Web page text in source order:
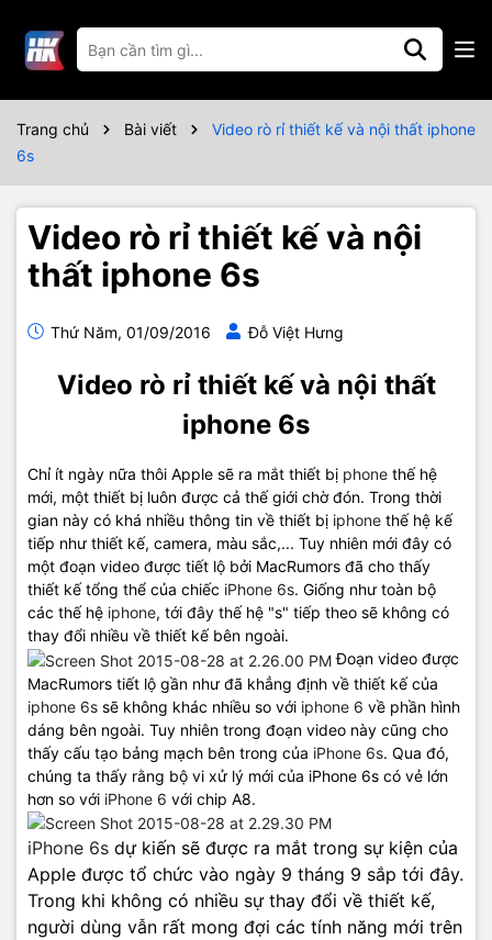
Trang chủ Bài viết
Video rò rỉ thiết kế và nội thất iphone
6s
Video rò rỉ thiết kế và nội
thất iphone 6s
Thứ Năm, 01/09/2016 Đỗ Việt Hưng
Video rò rỉ thiết kế và nội thất
iphone 6s
Chỉ ít ngày nữa thôi Apple sẽ ra mắt thiết bị phone thế hệ
mới, một thiết bị luôn được cả thế giới chờ đón. Trong thời
gian này có khá nhiều thông tin về thiết bị iphone thế hệ kế
tiếp như thiết kế, camera, màu sắc,... Tuy nhiên mới đây có
một đoạn video được tiết lộ bởi MacRumors đã cho thấy
thiết kế tổng thể của chiếc iPhone 6s. Giống như toàn bộ
các thế hệ iphone, tới đây thế hệ "s" tiếp theo sẽ không có
thay đổi nhiều về thiết kế bên ngoài.
Đoạn video được
MacRumors tiết lộ gần như đã khẳng định về thiết kế của
iphone 6s sẽ không khác nhiều so với iphone 6 về phần hình
dáng bên ngoài. Tuy nhiên trong đoạn video này cũng cho
thấy cấu tạo bảng mạch bên trong của iPhone 6s. Qua đó,
chúng ta thấy rằng bộ vi xử lý mới của iPhone 6s có vẻ lớn
hơn so với iPhone 6 với chip A8.
iPhone 6s dự kiến sẽ được ra mắt trong sự kiện của
Apple được tổ chức vào ngày 9 tháng 9 sắp tới đây.
Trong khi không có nhiều sự thay đổi về thiết kế,
người dùng vẫn rất mong đợi các tính năng mới trên